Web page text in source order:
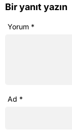
Bir yanıt yazın
Yorum *
Ad *